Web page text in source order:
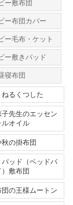
ー敷布団
ー布団カバー
ー毛布・ケット
ー敷きパッド
寝布団
ねるくつした
子先生のエッセン
ルオイル
秋の掛布団
パッド（ベッドパ
）敷布団
団の王様ムートン